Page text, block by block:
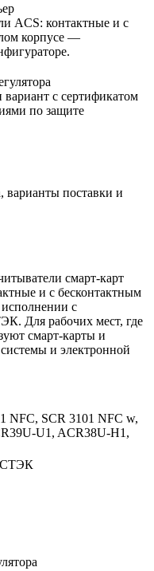
ACS: контактные и с
корпусе —
с сертификатом
по защите
варианты поставки и
смарт-карт
и с бесконтактным
с
Для рабочих мест, где
смарт-карты и
и электронной
NFC, SCR 3101 NFC w,
U1, ACR38U-H1,